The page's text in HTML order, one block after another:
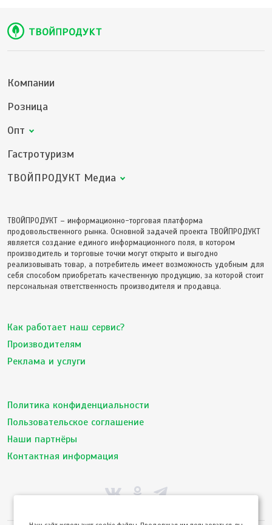
Компании
Розница
Опт
Гастротуризм
ТВОЙПРОДУКТ Медиа
ТВОЙПРОДУКТ – информационно-торговая платформа
продовольственного рынка. Основной задачей проекта ТВОЙПРОДУКТ
является создание единого информационного поля, в котором
производитель и торговые точки могут открыто и выгодно
реализовывать товар, а потребитель имеет возможность удобным для
себя способом приобретать качественную продукцию, за которой стоит
персональная ответственность производителя и продавца.
Как работает наш сервис?
Производителям
Реклама и услуги
Политика конфиденциальности
Пользовательское соглашение
Наши партнёры
Контактная информация